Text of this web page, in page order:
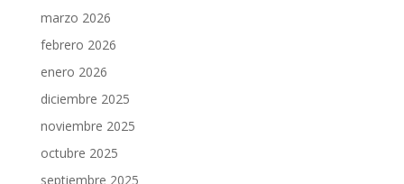
marzo 2026
febrero 2026
enero 2026
diciembre 2025
noviembre 2025
octubre 2025
septiembre 2025